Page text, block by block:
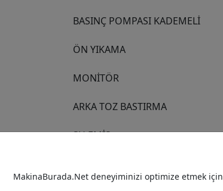
BASINÇ POMPASI KADEMELİ
ÖN YIKAMA
MONİTÖR
ARKA TOZ BASTIRMA
SU EMİŞ
MakinaBurada.Net deneyiminizi optimize etmek